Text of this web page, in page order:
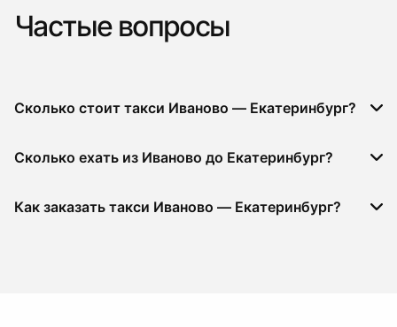
Частые вопросы
Сколько стоит такси Иваново — Екатеринбург?
Сколько ехать из Иваново до Екатеринбург?
Как заказать такси Иваново — Екатеринбург?